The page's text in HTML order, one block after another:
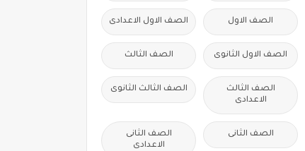
الصف الاول الصف الاول الاعدادى
الصف الاول الثانوى الصف الثالث
الصف الثالث
الاعدادى
الصف الثالث الثانوى
الصف الثانى
الصف الثانى
الاعدادى